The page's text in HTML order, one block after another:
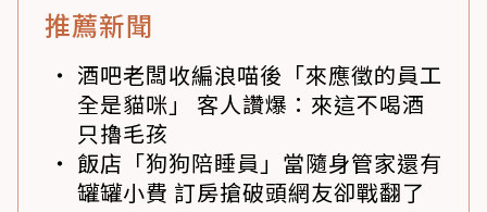
推薦新聞
酒吧老闆收編浪喵後「來應徵的員工
全是貓咪」 客人讚爆：來這不喝酒
只擼毛孩
飯店「狗狗陪睡員」當隨身管家還有
罐罐小費 訂房搶破頭網友卻戰翻了